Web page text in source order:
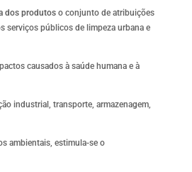
dos produtos o conjunto de atribuições
serviços públicos de limpeza urbana e
causados à saúde humana e à
industrial, transporte, armazenagem,
ambientais, estimula-se o